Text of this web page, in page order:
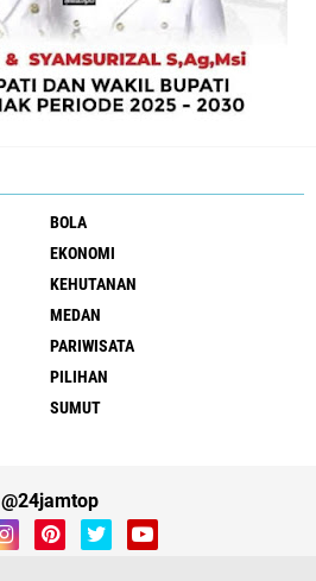
BOLA
EKONOMI
KEHUTANAN
MEDAN
PARIWISATA
PILIHAN
SUMUT
@24jamtop